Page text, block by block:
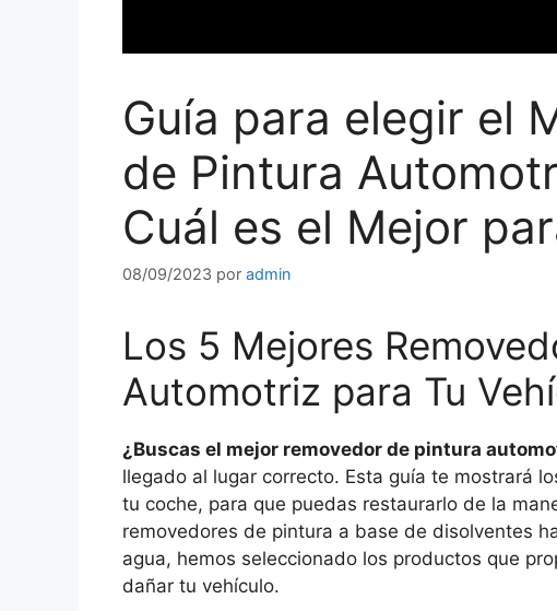
Guía para elegir el
de Pintura
Cuál es el Mejor
08/09/2023 por admin
Los 5 Mejores
Automotriz para Tu
¿Buscas el mejor removedor de pintura
llegado al lugar correcto. Esta guía te mostrará
tu coche, para que puedas restaurarlo de la
removedores de pintura a base de disolventes
agua, hemos seleccionado los productos que
dañar tu vehículo.